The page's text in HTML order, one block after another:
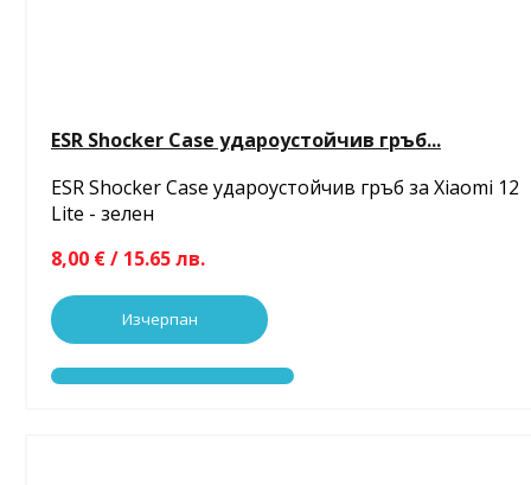
ESR Shocker Case удароустойчив гръб...
ESR Shocker Case удароустойчив гръб за Xiaomi 12
Lite - зелен
8,00 € / 15.65 лв.
Изчерпан